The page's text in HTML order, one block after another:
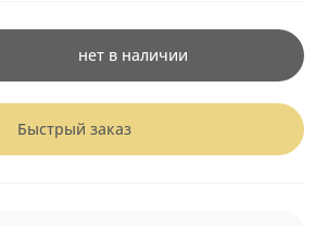
нет в наличии
Быстрый заказ